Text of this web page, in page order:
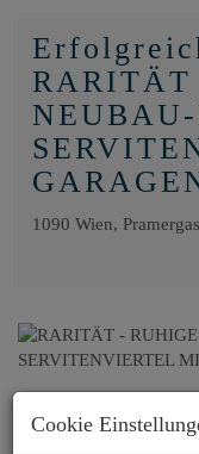
RARITÄT
1090 Wien,
Cookie